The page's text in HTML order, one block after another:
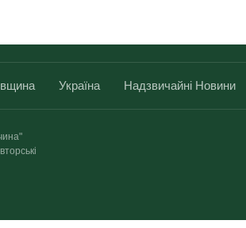
Україна Надзвичайні Новини